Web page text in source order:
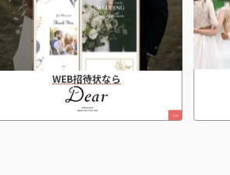
WEB招待状なら